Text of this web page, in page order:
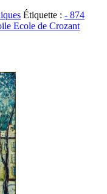
Étiquette : - 874
Ecole de Crozant